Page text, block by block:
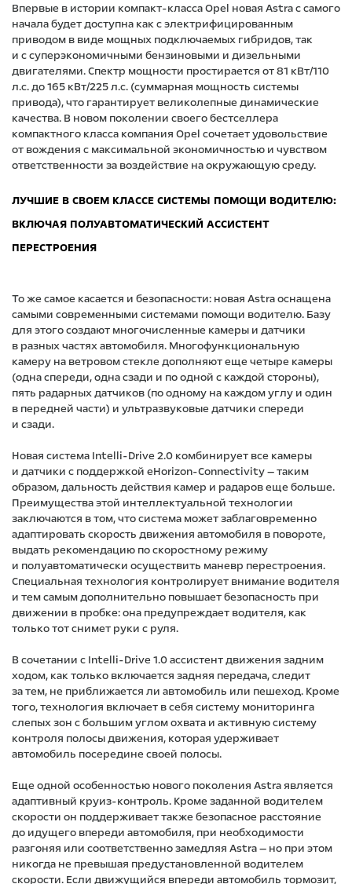
Впервые в истории компакт-класса Opel новая Astra с самого
начала будет доступна как с электрифицированным
приводом в виде мощных подключаемых гибридов, так
и с суперэкономичными бензиновыми и дизельными
двигателями. Спектр мощности простирается от 81 кВт/110
л.с. до 165 кВт/225 л.с. (суммарная мощность системы
привода), что гарантирует великолепные динамические
качества. В новом поколении своего бестселлера
компактного класса компания Opel сочетает удовольствие
от вождения с максимальной экономичностью и чувством
ответственности за воздействие на окружающую среду.
ЛУЧШИЕ В СВОЕМ КЛАССЕ СИСТЕМЫ ПОМОЩИ ВОДИТЕЛЮ:
ВКЛЮЧАЯ ПОЛУАВТОМАТИЧЕСКИЙ АССИСТЕНТ
ПЕРЕСТРОЕНИЯ
То же самое касается и безопасности: новая Astra оснащена
самыми современными системами помощи водителю. Базу
для этого создают многочисленные камеры и датчики
в разных частях автомобиля. Многофункциональную
камеру на ветровом стекле дополняют еще четыре камеры
(одна спереди, одна сзади и по одной с каждой стороны),
пять радарных датчиков (по одному на каждом углу и один
в передней части) и ультразвуковые датчики спереди
и сзади.
Новая система Intelli-Drive 2.0 комбинирует все камеры
и датчики с поддержкой eHorizon-Connectivity — таким
образом, дальность действия камер и радаров еще больше.
Преимущества этой интеллектуальной технологии
заключаются в том, что система может заблаговременно
адаптировать скорость движения автомобиля в повороте,
выдать рекомендацию по скоростному режиму
и полуавтоматически осуществить маневр перестроения.
Специальная технология контролирует внимание водителя
и тем самым дополнительно повышает безопасность при
движении в пробке: она предупреждает водителя, как
только тот снимет руки с руля.
В сочетании с Intelli-Drive 1.0 ассистент движения задним
ходом, как только включается задняя передача, следит
за тем, не приближается ли автомобиль или пешеход. Кроме
того, технология включает в себя систему мониторинга
слепых зон с большим углом охвата и активную систему
контроля полосы движения, которая удерживает
автомобиль посередине своей полосы.
Еще одной особенностью нового поколения Astra является
адаптивный круиз-контроль. Кроме заданной водителем
скорости он поддерживает также безопасное расстояние
до идущего впереди автомобиля, при необходимости
разгоняя или соответственно замедляя Astra — но при этом
никогда не превышая предустановленной водителем
скорости. Если движущийся впереди автомобиль тормозит,